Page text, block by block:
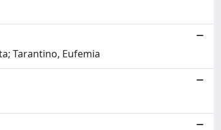
Tarantino, Eufemia